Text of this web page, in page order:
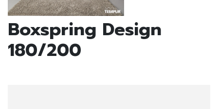
Boxspring Design
180/200